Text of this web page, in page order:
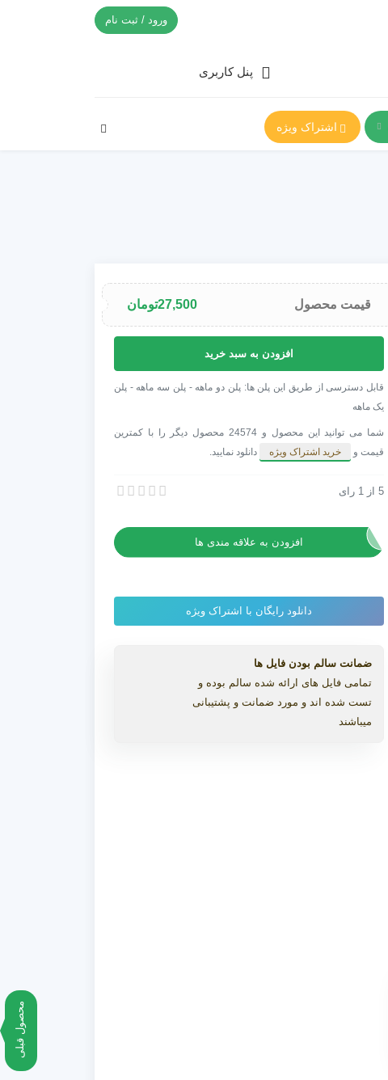
ورود / ثبت نام
پنل کاربری
اشتراک ویژه
محصول قبلی
قیمت محصول 27,500تومان
پریست
Dolce
LUT
افزودن به سبد خرید
قابل دسترسی از طریق این پلن ها: پلن دو ماهه - پلن سه ماهه - پلن
یک ماهه
شما می توانید این محصول و 24574 محصول دیگر را با کمترین
قیمت و
خرید اشتراک ویژه دانلود نمایید.
دانلود پریست Dolce LUT Collection ویژه تصاویر عروسی
5 از 1 رای
افزودن به علاقه مندی ها
دانلود رایگان با اشتراک ویژه
ضمانت سالم بودن فایل ها
تمامی فایل های ارائه شده سالم بوده و
تست شده اند و مورد ضمانت و پشتیبانی
میباشند